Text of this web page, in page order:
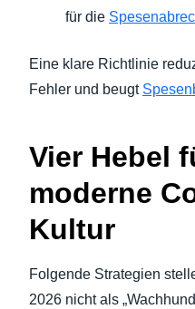
für die
Eine klare Richtlinie
Fehler und beugt
Vier Hebel
moderne
Kultur
Folgende Strategien
2026 nicht als